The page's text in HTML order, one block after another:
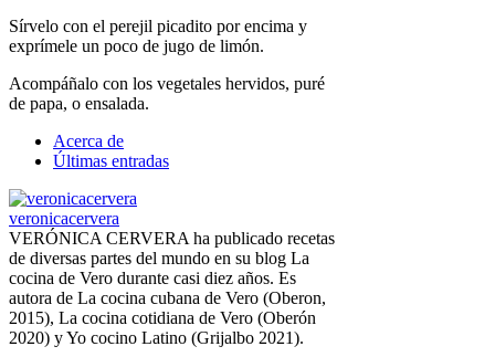
Sírvelo con el perejil picadito por encima y
exprímele un poco de jugo de limón.
Acompáñalo con los vegetales hervidos, puré
de papa, o ensalada.
Acerca de
Últimas entradas
veronicacervera
VERÓNICA CERVERA ha publicado recetas
de diversas partes del mundo en su blog La
cocina de Vero durante casi diez años. Es
autora de La cocina cubana de Vero (Oberon,
2015), La cocina cotidiana de Vero (Oberón
2020) y Yo cocino Latino (Grijalbo 2021).